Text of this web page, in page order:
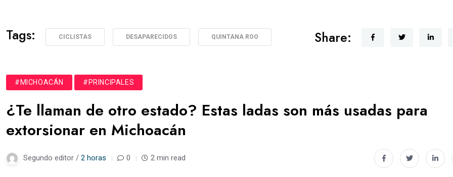
Tags: CICLISTAS DESAPARECIDOS QUINTANA ROO Share:
#MICHOACÁN #PRINCIPALES
¿Te llaman de otro estado? Estas ladas son más usadas para
extorsionar en Michoacán
Segundo editor / 2 horas 0 2 min read